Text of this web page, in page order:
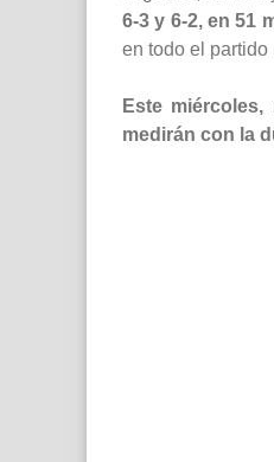
6-3 y 6-2, en 51
en todo el partido
Este
medirán con la